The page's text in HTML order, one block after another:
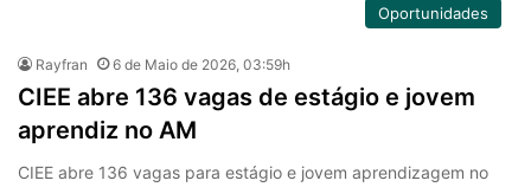
Oportunidades
Rayfran 6 de Maio de 2026, 03:59h
CIEE abre 136 vagas de estágio e jovem
aprendiz no AM
CIEE abre 136 vagas para estágio e jovem aprendizagem no